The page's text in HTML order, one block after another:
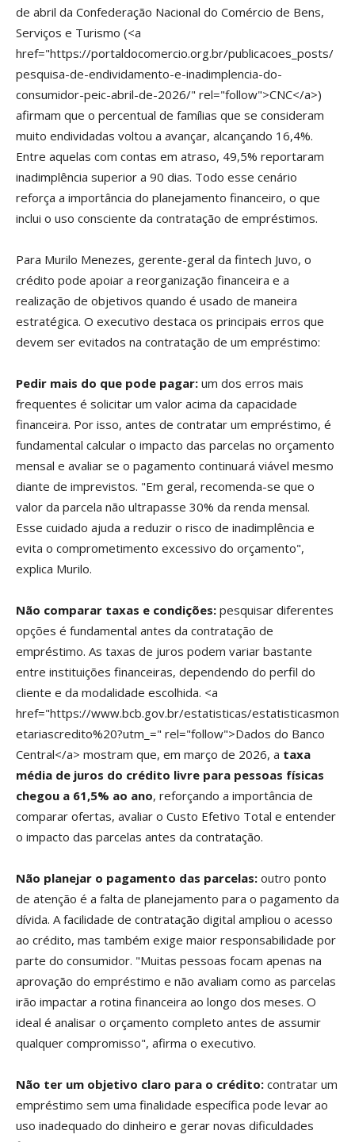
de abril da Confederação Nacional do Comércio de Bens,
Serviços e Turismo (<a
href="https://portaldocomercio.org.br/publicacoes_posts/
pesquisa-de-endividamento-e-inadimplencia-do-
consumidor-peic-abril-de-2026/" rel="follow">CNC</a>)
afirmam que o percentual de famílias que se consideram
muito endividadas voltou a avançar, alcançando 16,4%.
Entre aquelas com contas em atraso, 49,5% reportaram
inadimplência superior a 90 dias. Todo esse cenário
reforça a importância do planejamento financeiro, o que
inclui o uso consciente da contratação de empréstimos.
Para Murilo Menezes, gerente-geral da fintech Juvo, o
crédito pode apoiar a reorganização financeira e a
realização de objetivos quando é usado de maneira
estratégica. O executivo destaca os principais erros que
devem ser evitados na contratação de um empréstimo:
Pedir mais do que pode pagar: um dos erros mais
frequentes é solicitar um valor acima da capacidade
financeira. Por isso, antes de contratar um empréstimo, é
fundamental calcular o impacto das parcelas no orçamento
mensal e avaliar se o pagamento continuará viável mesmo
diante de imprevistos. "Em geral, recomenda-se que o
valor da parcela não ultrapasse 30% da renda mensal.
Esse cuidado ajuda a reduzir o risco de inadimplência e
evita o comprometimento excessivo do orçamento",
explica Murilo.
Não comparar taxas e condições: pesquisar diferentes
opções é fundamental antes da contratação de
empréstimo. As taxas de juros podem variar bastante
entre instituições financeiras, dependendo do perfil do
cliente e da modalidade escolhida. <a
href="https://www.bcb.gov.br/estatisticas/estatisticasmon
etariascredito%20?utm_=" rel="follow">Dados do Banco
Central</a> mostram que, em março de 2026, a taxa
média de juros do crédito livre para pessoas físicas
chegou a 61,5% ao ano, reforçando a importância de
comparar ofertas, avaliar o Custo Efetivo Total e entender
o impacto das parcelas antes da contratação.
Não planejar o pagamento das parcelas: outro ponto
de atenção é a falta de planejamento para o pagamento da
dívida. A facilidade de contratação digital ampliou o acesso
ao crédito, mas também exige maior responsabilidade por
parte do consumidor. "Muitas pessoas focam apenas na
aprovação do empréstimo e não avaliam como as parcelas
irão impactar a rotina financeira ao longo dos meses. O
ideal é analisar o orçamento completo antes de assumir
qualquer compromisso", afirma o executivo.
Não ter um objetivo claro para o crédito: contratar um
empréstimo sem uma finalidade específica pode levar ao
uso inadequado do dinheiro e gerar novas dificuldades